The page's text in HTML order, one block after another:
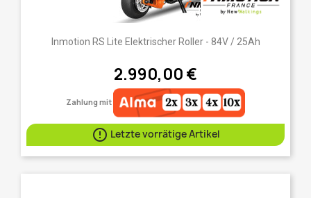
Inmotion RS Lite Elektrischer Roller - 84V / 25Ah
2.990,00 €
Zahlung mit
 Letzte vorrätige Artikel